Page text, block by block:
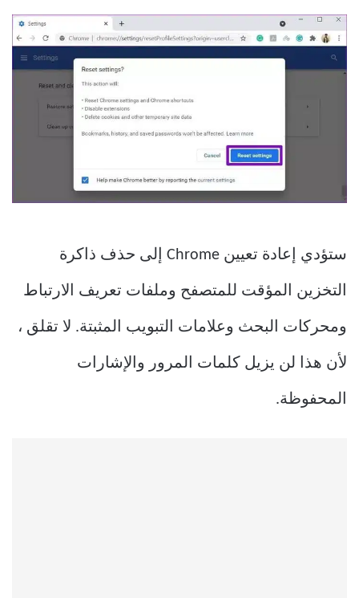
ستؤدي إعادة تعيين Chrome إلى حذف ذاكرة
التخزين المؤقت للمتصفح وملفات تعريف الارتباط
ومحركات البحث وعلامات التبويب المثبتة. لا تقلق ،
لأن هذا لن يزيل كلمات المرور والإشارات
المحفوظة.